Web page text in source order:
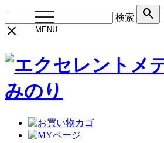
検索
search
close
toggle
navigation
MENU